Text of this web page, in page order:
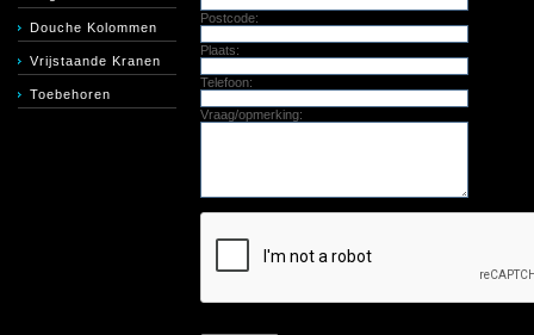
Douche Kolommen
Vrijstaande Kranen
Toebehoren
Postcode:
Plaats:
Telefoon:
Vraag/opmerking: